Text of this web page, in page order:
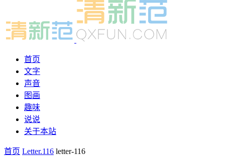
首页
文字
声音
图画
趣味
说说
关于本站
首页 Letter.116 letter-116